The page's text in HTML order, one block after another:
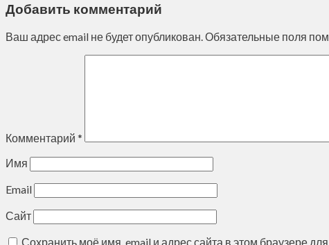
Добавить комментарий
Ваш адрес email не будет опубликован.Обязательные поля
Комментарий *
Имя
Email
Сайт
Сохранить моё имя, email и адрес сайта в этом браузере